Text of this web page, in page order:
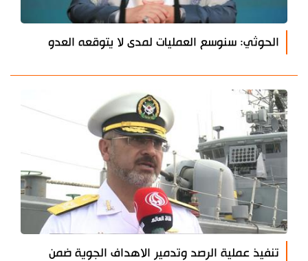
الحوثي: سنوسع العمليات لمدى لا يتوقعه العدو
تنفيذ عملية الرصد وتدمير الاهداف الجوية ضمن